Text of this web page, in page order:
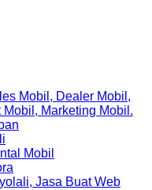
Mobil, Dealer Mobil,
Marketing Mobil.
Mobil
Jasa Buat Web